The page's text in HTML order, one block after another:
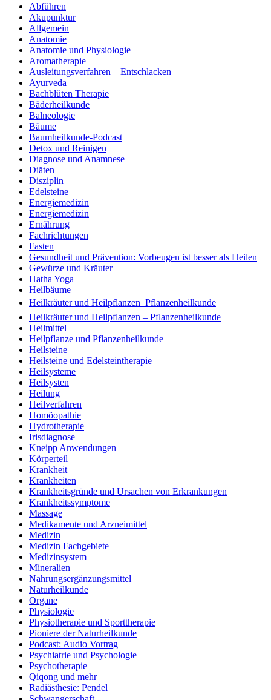
Abführen
Akupunktur
Allgemein
Anatomie
Anatomie und Physiologie
Aromatherapie
Ausleitungsverfahren – Entschlacken
Ayurveda
Bachblüten Therapie
Bäderheilkunde
Balneologie
Bäume
Baumheilkunde-Podcast
Detox und Reinigen
Diagnose und Anamnese
Diäten
Disziplin
Edelsteine
Energiemedizin
Energiemedizin
Ernährung
Fachrichtungen
Fasten
Gesundheit und Prävention: Vorbeugen ist besser als Heilen
Gewürze und Kräuter
Hatha Yoga
Heilbäume
Heilkräuter und Heilpflanzen  Pflanzenheilkunde
Heilkräuter und Heilpflanzen – Pflanzenheilkunde
Heilmittel
Heilpflanze und Pflanzenheilkunde
Heilsteine
Heilsteine und Edelsteintherapie
Heilsysteme
Heilsysten
Heilung
Heilverfahren
Homöopathie
Hydrotherapie
Irisdiagnose
Kneipp Anwendungen
Körperteil
Krankheit
Krankheiten
Krankheitsgründe und Ursachen von Erkrankungen
Krankheitssymptome
Massage
Medikamente und Arzneimittel
Medizin
Medizin Fachgebiete
Medizinsystem
Mineralien
Nahrungsergänzungsmittel
Naturheilkunde
Organe
Physiologie
Physiotherapie und Sporttherapie
Pioniere der Naturheilkunde
Podcast: Audio Vortrag
Psychiatrie und Psychologie
Psychotherapie
Qiqong und mehr
Radiästhesie: Pendel